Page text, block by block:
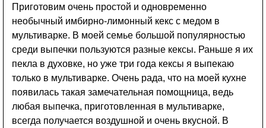
Приготовим очень простой и одновременно
необычный имбирно-лимонный кекс с медом в
мультиварке. В моей семье большой популярностью
среди выпечки пользуются разные кексы. Раньше я их
пекла в духовке, но уже три года кексы я выпекаю
только в мультиварке. Очень рада, что на моей кухне
появилась такая замечательная помощница, ведь
любая выпечка, приготовленная в мультиварке,
всегда получается воздушной и очень вкусной. В